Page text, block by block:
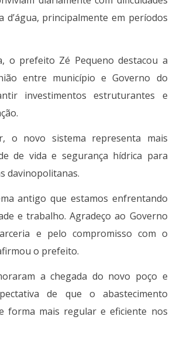
d’água, principalmente em períodos
o prefeito Zé Pequeno destacou a
entre município e Governo do
investimentos estruturantes e
o novo sistema representa mais
de vida e segurança hídrica para
davinopolitanas.
antigo que estamos enfrentando
e trabalho. Agradeço ao Governo
e pelo compromisso com o
o prefeito.
a chegada do novo poço e
de que o abastecimento
forma mais regular e eficiente nos